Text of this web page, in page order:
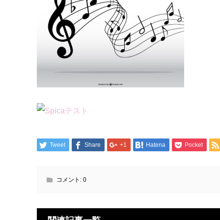
Tweet Share +1 Hatena Pocket
コメント: 0